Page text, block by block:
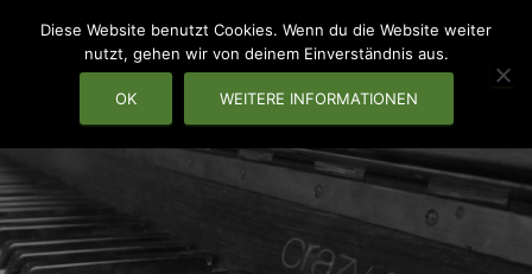
Diese Website benutzt Cookies. Wenn du die Website weiter
nutzt, gehen wir von deinem Einverständnis aus.
OK WEITERE INFORMATIONEN